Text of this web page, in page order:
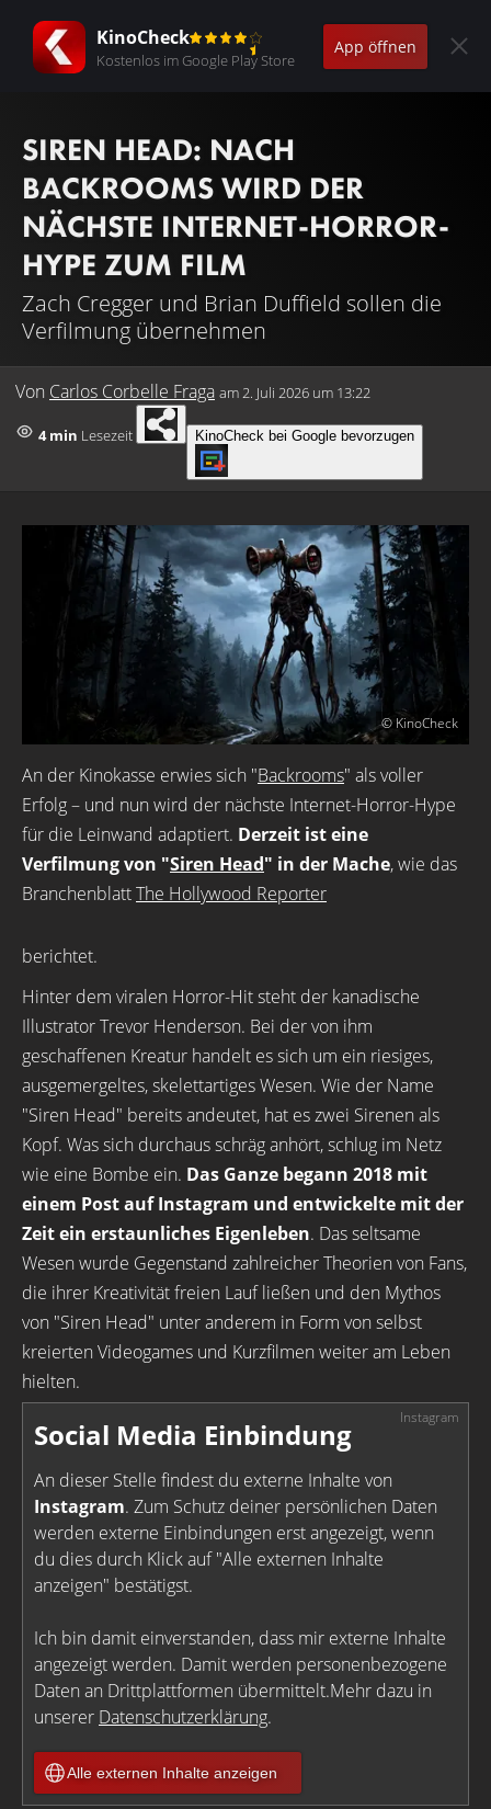
KinoCheck
Kostenlos im Google Play Store
App öffnen
SIREN HEAD: NACH
BACKROOMS WIRD DER
NÄCHSTE INTERNET-HORROR-
HYPE ZUM FILM
Zach Cregger und Brian Duffield sollen die
Verfilmung übernehmen
Von Carlos Corbelle Fraga am2. Juli 2026 um 13:22
4 min Lesezeit KinoCheck bei Google bevorzugen
© KinoCheck
An der Kinokasse erwies sich "Backrooms" als voller
Erfolg – und nun wird der nächste Internet-Horror-Hype
für die Leinwand adaptiert. Derzeit ist eine
Verfilmung von "Siren Head" in der Mache, wie das
BranchenblattThe Hollywood Reporter
berichtet.
Hinter dem viralen Horror-Hit steht der kanadische
Illustrator Trevor Henderson. Bei der von ihm
geschaffenen Kreatur handelt es sich um ein riesiges,
ausgemergeltes, skelettartiges Wesen. Wie der Name
"Siren Head" bereits andeutet, hat es zwei Sirenen als
Kopf. Was sich durchaus schräg anhört, schlug im Netz
wie eine Bombe ein. Das Ganze begann 2018 mit
einem Post auf Instagram und entwickelte mit der
Zeit ein erstaunliches Eigenleben. Das seltsame
Wesen wurde Gegenstand zahlreicher Theorien von Fans,
die ihrer Kreativität freien Lauf ließen und den Mythos
von "Siren Head" unter anderem in Form von selbst
kreierten Videogames und Kurzfilmen weiter am Leben
hielten.
Social Media Einbindung
An dieser Stelle findest du externe Inhalte von
Instagram. Zum Schutz deiner persönlichen Daten
werden externe Einbindungen erst angezeigt, wenn
du dies durch Klick auf "Alle externen Inhalte
anzeigen" bestätigst.
Ich bin damit einverstanden, dass mir externe Inhalte
angezeigt werden. Damit werden personenbezogene
Daten an Drittplattformen übermittelt.Mehr dazu in
unserer Datenschutzerklärung.
Alle externen Inhalte anzeigen